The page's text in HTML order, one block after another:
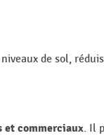
de sol,
et commerciaux. Il